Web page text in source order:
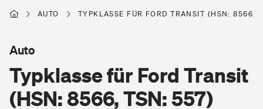
Berufsunfähigkeitsversicherung
Wohnen
AUTO TYPKLASSE FÜR FORD TRANSIT (HSN: 8566,
Typklasse für Ford Transit
(HSN: 8566, TSN: 557)
Auto